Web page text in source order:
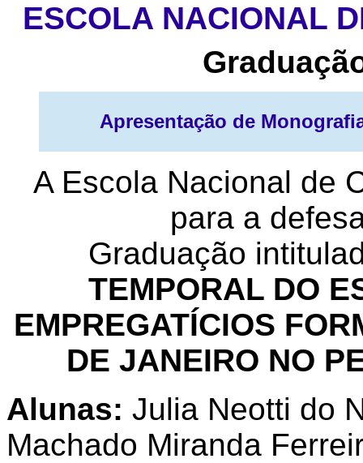
ESCOLA NACIONAL
Apresentação de
A Escola Nacional de
para a
Graduação
TEMPORAL DO
EMPREGATÍCIOS
DE JANEIRO NO
Alunas: Julia Neotti do
Machado Miranda